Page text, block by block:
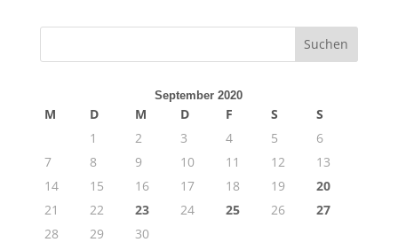
September 2020
M D M D F S
S
1
2 3 4 5
6
7
8 9 10 11 12
13
14
15 16 17 18 19
20
21
22 23 24 25 26
27
28
29
30